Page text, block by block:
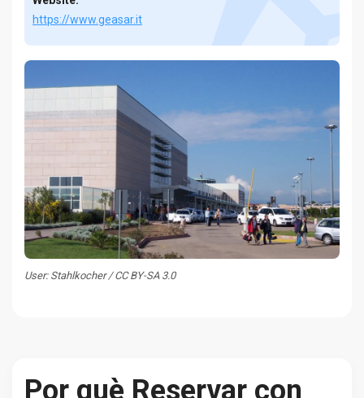
https://www.geasar.it
User: Stahlkocher / CC BY-SA 3.0
Por què Reservar con